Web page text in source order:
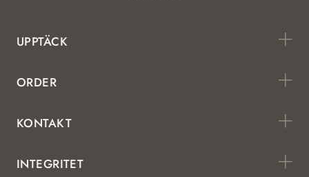
UPPTÄCK
ORDER
KONTAKT
INTEGRITET